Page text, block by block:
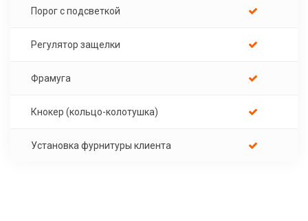
Порог с подсветкой
Регулятор защелки
Фрамуга
Кнокер (кольцо-колотушка)
Установка фурнитуры клиента